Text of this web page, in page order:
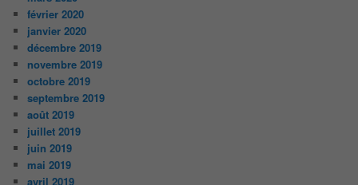
février 2020
janvier 2020
décembre 2019
novembre 2019
octobre 2019
septembre 2019
août 2019
juillet 2019
juin 2019
mai 2019
avril 2019